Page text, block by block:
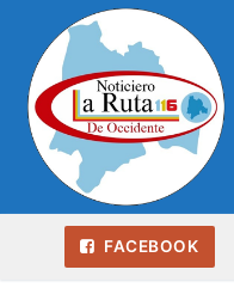
contenido
FACEBOOK